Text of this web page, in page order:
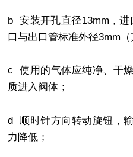
b 安装开孔直径13mm，
口与出口管标准外径3mm
c 使用的气体应纯净、干
质进入阀体；
d 顺时针方向转动旋钮，
力降低；